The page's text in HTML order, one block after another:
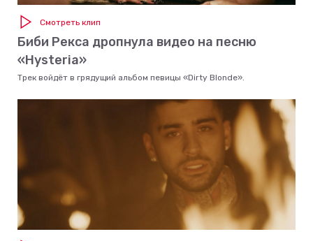
Смотреть клип
Биби Рекса дропнула видео на песню
«Hysteria»
Трек войдёт в грядущий альбом певицы «Dirty Blonde».